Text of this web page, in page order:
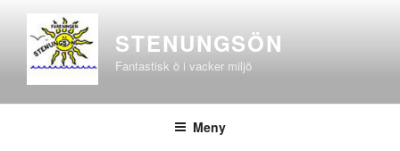
innehåll
STENUNGSÖN
Fantastisk ö i vacker miljö
Meny